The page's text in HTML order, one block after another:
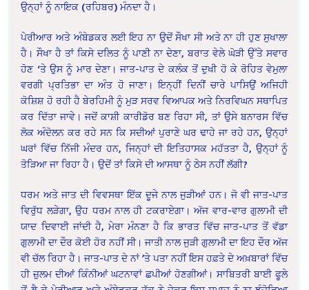
ਉਨ੍ਹਾਂ ਨੂੰ ਨਾਇਕ (ਰਹਿਬਰ) ਮੰਨਦਾ ਹੈ।
ਪੇਰੀਆਰ ਅਤੇ ਅੰਬੇਡਕਰ ਲਈ ਇਹ ਨਾ ਉਦੋਂ ਸੌਖਾ ਸੀ ਅਤੇ ਨਾ ਹੀ ਹੁਣ ਸੁਖਾਲਾ
ਹੈ। ਸੌਖਾ ਹੈ ਤਾਂ ਕਿਸੇ ਦਲਿਤ ਨੂੰ ਪਾਣੀ ਨਾ ਦੇਣਾ, ਬਰਾਤ ਵੇਲੇ ਘੋੜੀ ਉੱਤੇ ਸਵਾਰ
ਹੋਣ ‘ਤੇ ਉਸ ਨੂੰ ਮਾਰ ਦੇਣਾ। ਜਾਤ-ਪਾਤ ਦੇ ਕਲੰਕ ਤੋਂ ਦੁਖੀ ਹੋ ਕੇ ਰੋਹਿਤ ਵੇਮੁਲਾ
ਵਰਗੀ ਪ੍ਰਤਿਭਾ ਦਾ ਅੰਤ ਹੋ ਜਾਣਾ। ਇਨ੍ਹੀਂ ਦਿਨੀਂ ਚਾਰੇ ਪਾਸਿਉਂ ਅਜਿਹੀ
ਕੋਸ਼ਿਸ਼ ਹੋ ਰਹੀ ਹੈ ਬੇਰਹਿਮੀ ਨੂੰ ਮੁੜ ਸਰਵ ਵਿਆਪਕ ਅਤੇ ਨਿਰਵਿਘਨ ਸਥਾਪਿਤ
ਕਰ ਦਿੱਤਾ ਜਾਵੇ। ਜਦੋਂ ਕਾਸ਼ੀ ਕਾਰੀਡੋਰ ਬਣ ਰਿਹਾ ਸੀ, ਤਾਂ ਉਸੇ ਬਨਾਰਸ ਵਿੱਚ
ਲੋਕ ਅੰਦੋਲਨ ਕਰ ਰਹੇ ਸਨ ਕਿ ਸਦੀਆਂ ਪੁਰਾਣੇ ਘਰ ਢਾਹੇ ਜਾ ਰਹੇ ਹਨ, ਉਨ੍ਹਾਂ
ਘਰਾਂ ਵਿੱਚ ਨਿੱਜੀ ਮੰਦਰ ਹਨ, ਜਿਨ੍ਹਾਂ ਦੀ ਇਤਿਹਾਸਕ ਮਹੱਤਤਾ ਹੈ, ਉਨ੍ਹਾਂ ਨੂੰ
ਤੋੜਿਆ ਜਾ ਰਿਹਾ ਹੈ। ਉਦੋਂ ਤਾਂ ਕਿਸੇ ਦੀ ਆਸਥਾ ਨੂੰ ਠੇਸ ਨਹੀਂ ਲੱਗੀ?
ਧਰਮ ਅਤੇ ਜਾਤ ਦੀ ਵਿਵਸਥਾ ਇੱਕ ਦੂਜੇ ਨਾਲ ਜੁੜੀਆਂ ਹਨ। ਜੋ ਵੀ ਜਾਤ-ਪਾਤ
ਵਿਰੁੱਧ ਲੜੇਗਾ, ਉਹ ਧਰਮ ਨਾਲ ਹੀ ਟਕਰਾਏਗਾ। ਅੱਜ ਵਾਰ-ਵਾਰ ਗੁਲਾਮੀ ਦੀ
ਯਾਦ ਦਿਵਾਈ ਜਾਂਦੀ ਹੈ, ਮੇਰਾ ਮੰਨਣਾ ਹੈ ਕਿ ਭਾਰਤ ਵਿੱਚ ਜਾਤ-ਪਾਤ ਤੋਂ ਵੱਡਾ
ਗੁਲਾਮੀ ਦਾ ਦੌਰ ਕੋਈ ਹੋਰ ਨਹੀਂ ਸੀ। ਜਾਤੀ ਨਾਲ ਜੁੜੀ ਗੁਲਾਮੀ ਦਾ ਇਹ ਦੌਰ ਅੱਜ
ਵੀ ਚੱਲ ਰਿਹਾ ਹੈ। ਜਾਤ-ਪਾਤ ਦੇ ਨਾਂ ’ਤੇ ਪਤਾ ਨਹੀਂ ਇਸ ਹਫ਼ਤੇ ਦੇ ਅਖ਼ਬਾਰਾਂ ਵਿੱਚ
ਹੀ ਜ਼ੁਲਮ ਦੀਆਂ ਕਿੰਨੀਆਂ ਘਟਨਾਵਾਂ ਛਪੀਆਂ ਹੋਣਗੀਆਂ। ਸਾਬਿਤਰੀ ਬਾਈ ਫੂਲੇ